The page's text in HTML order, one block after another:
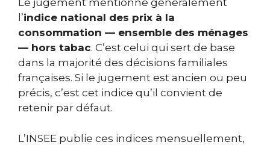
Le jugement mentionne généralement
l’indice national des prix à la
consommation — ensemble des ménages
— hors tabac. C’est celui qui sert de base
dans la majorité des décisions familiales
françaises. Si le jugement est ancien ou peu
précis, c’est cet indice qu’il convient de
retenir par défaut.
L’INSEE publie ces indices mensuellement,